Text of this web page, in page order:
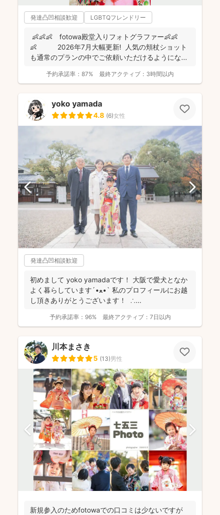
発達凸凹相談歓迎 LGBTQフレンドリー
👶👶👶 fotowa殿堂入りフォトグラファー👶👶
👶 2026年7月大幅更新! 人気の頬杖ショット
も通常のプランの中でご依頼いただけるようにな...
予約承諾率： 87% 最終アクティブ： 3時間以内
yoko yamada
4.8 (6)女性
発達凸凹相談歓迎
初めまして yoko yamadaです！ 大阪で愛犬となか
よく暮らしています‎´•ﻌ•` 私のプロフィールにお越
し頂きありがとうございます！ ∴...
予約承諾率： 96% 最終アクティブ： 7日以内
川本まさき
5 (13)男性
新規参入のためfotowaでの口コミは少ないですが